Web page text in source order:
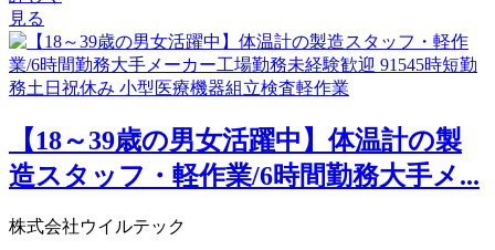
見る
【18～39歳の男女活躍中】体温計の製
造スタッフ・軽作業/6時間勤務大手メ...
株式会社ウイルテック